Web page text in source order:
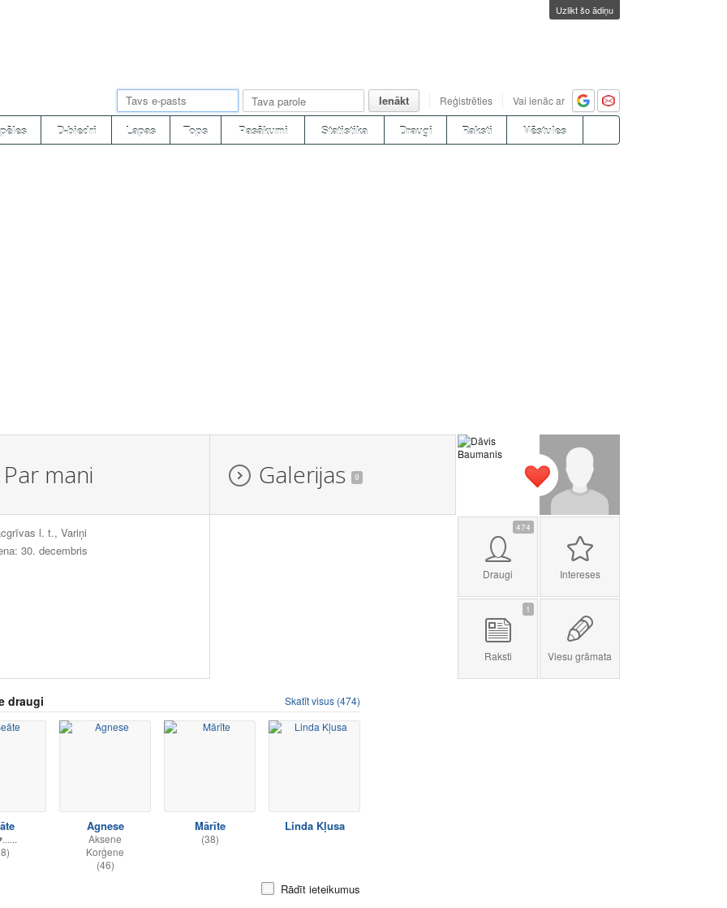
Uzlikt šo ādiņu
Ienākt Reģistrēties Vai ienāc ar
D-biedri Lapas Tops Pasākumi Statistika Draugi Raksti Vēstules
Par mani Galerijas 9
l. t., Variņi
30. decembris
474
Draugi Intereses
1
Raksti Viesu grāmata
draugi Skatīt visus (474)
Agnese
Aksene
Korģene
(46)
Mārīte
(38)
Linda Kļusa
Rādīt ieteikumus